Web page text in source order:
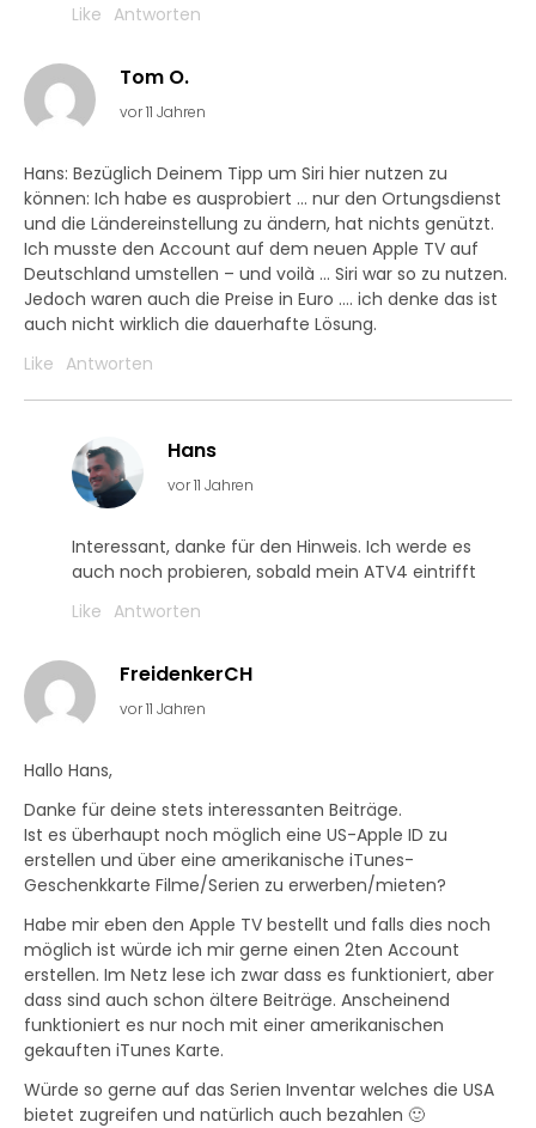
Like Antworten
Tom O.
vor 11 Jahren
Hans: Bezüglich Deinem Tipp um Siri hier nutzen zu
können: Ich habe es ausprobiert … nur den Ortungsdienst
und die Ländereinstellung zu ändern, hat nichts genützt.
Ich musste den Account auf dem neuen Apple TV auf
Deutschland umstellen – und voilà … Siri war so zu nutzen.
Jedoch waren auch die Preise in Euro …. ich denke das ist
auch nicht wirklich die dauerhafte Lösung.
Like Antworten
Hans
vor 11 Jahren
Interessant, danke für den Hinweis. Ich werde es
auch noch probieren, sobald mein ATV4 eintrifft
Like Antworten
FreidenkerCH
vor 11 Jahren
Hallo Hans,
Danke für deine stets interessanten Beiträge.
Ist es überhaupt noch möglich eine US-Apple ID zu
erstellen und über eine amerikanische iTunes-
Geschenkkarte Filme/Serien zu erwerben/mieten?
Habe mir eben den Apple TV bestellt und falls dies noch
möglich ist würde ich mir gerne einen 2ten Account
erstellen. Im Netz lese ich zwar dass es funktioniert, aber
dass sind auch schon ältere Beiträge. Anscheinend
funktioniert es nur noch mit einer amerikanischen
gekauften iTunes Karte.
Würde so gerne auf das Serien Inventar welches die USA
bietet zugreifen und natürlich auch bezahlen 🙂